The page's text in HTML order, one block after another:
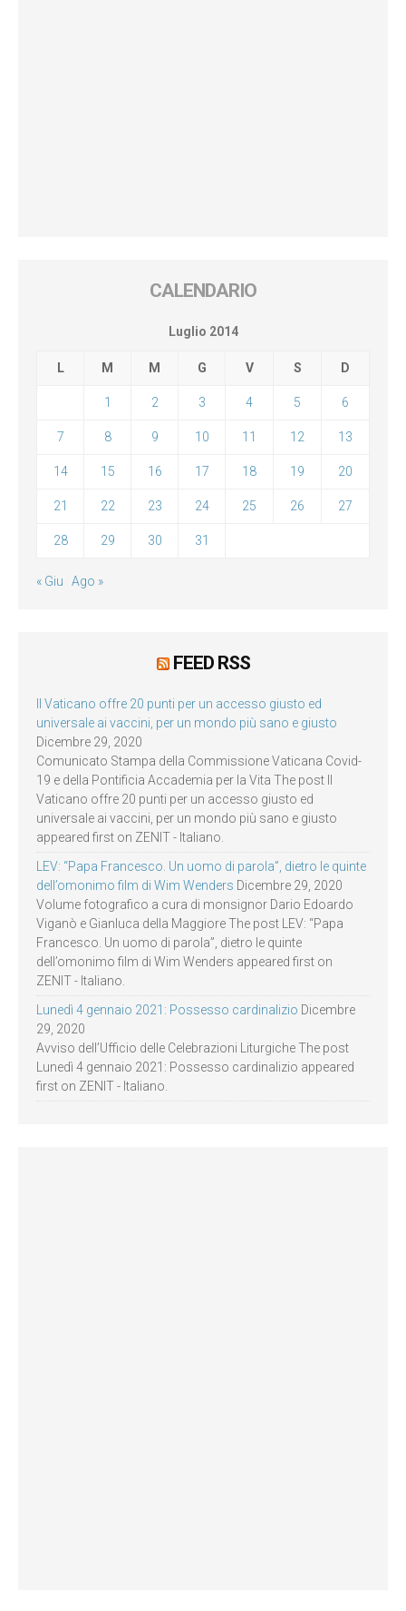
CALENDARIO
Luglio 2014
L M M G V S D
1 2 3 4 5 6
7 8 9 10 11 12 13
14 15 16 17 18 19 20
21 22 23 24 25 26 27
28 29 30 31
« Giu Ago »
FEED RSS
Il Vaticano offre 20 punti per un accesso giusto ed
universale ai vaccini, per un mondo più sano e giusto
Dicembre 29, 2020
Comunicato Stampa della Commissione Vaticana Covid-
19 e della Pontificia Accademia per la Vita The post Il
Vaticano offre 20 punti per un accesso giusto ed
universale ai vaccini, per un mondo più sano e giusto
appeared first on ZENIT - Italiano.
LEV: “Papa Francesco. Un uomo di parola”, dietro le quinte
dell’omonimo film di Wim Wenders Dicembre 29, 2020
Volume fotografico a cura di monsignor Dario Edoardo
Viganò e Gianluca della Maggiore The post LEV: “Papa
Francesco. Un uomo di parola”, dietro le quinte
dell’omonimo film di Wim Wenders appeared first on
ZENIT - Italiano.
Lunedì 4 gennaio 2021: Possesso cardinalizio Dicembre
29, 2020
Avviso dell’Ufficio delle Celebrazioni Liturgiche The post
Lunedì 4 gennaio 2021: Possesso cardinalizio appeared
first on ZENIT - Italiano.